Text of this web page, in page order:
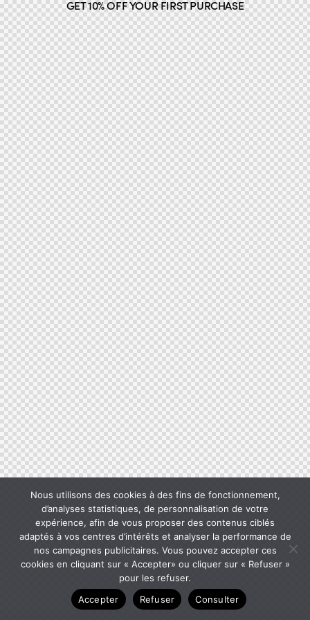
GET 10% OFF YOUR FIRST PURCHASE
Nous utilisons des cookies à des fins de fonctionnement,
d’analyses statistiques, de personnalisation de votre
expérience, afin de vous proposer des contenus ciblés
adaptés à vos centres d’intérêts et analyser la performance de
nos campagnes publicitaires. Vous pouvez accepter ces
cookies en cliquant sur « Accepter» ou cliquer sur « Refuser »
pour les refuser.
Accepter
Refuser Consulter